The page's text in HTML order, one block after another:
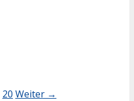
Seite
20 Weiter →